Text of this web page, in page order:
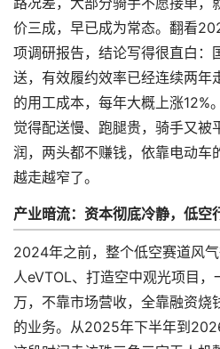
价三成，早已成为常态。翻看
项调研报告，结论写得很直白：
送，有效履约效率已经连续两年
的用工成本，每年大概上涨12%
觉得配送慢、跑腿贵，骑手又被
润，两头都不赚钱，依靠电动车
越走越窄了。
产业暗流：资本彻底冷静，低空
2024年之前，整个低空赛道风
人eVTOL、打造空中观光项目
万，不靠市场营收，全靠融资烧
的业务。从2025年下半年到